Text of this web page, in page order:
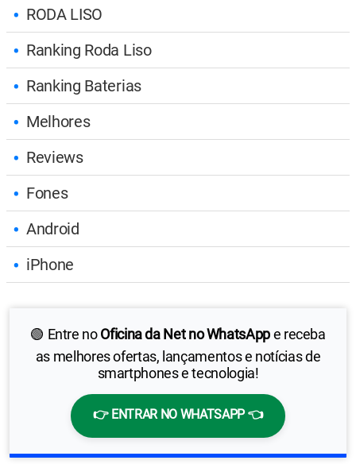
RODA LISO
Ranking Roda Liso
Ranking Baterias
Melhores
Reviews
Fones
Android
iPhone
🟢 Entre noOficina da Net no WhatsAppe receba
as melhores ofertas, lançamentos e notícias de
smartphones e tecnologia!
👉 ENTRAR NO WHATSAPP 👈